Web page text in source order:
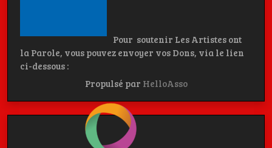
Pour soutenir Les Artistes ont
la Parole, vous pouvez envoyer vos Dons, via le lien
ci-dessous :
Propulsé par HelloAsso